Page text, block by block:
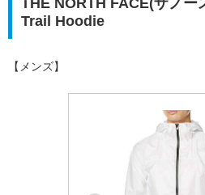
Trail Hoodie
【メンズ】